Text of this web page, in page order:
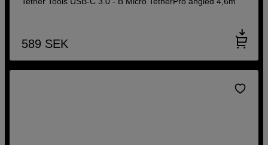
589 SEK